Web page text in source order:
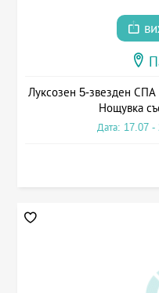
Луксозен 5-звезден
Нощувка
Дата: 17.07 -